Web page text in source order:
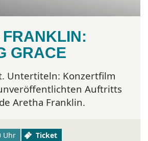
GRACE
Untertiteln: Konzertfilm
Auftritts
Aretha Franklin.
Uhr Ticket